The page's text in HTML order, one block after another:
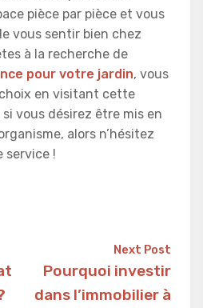
pièce par pièce et vous
vous sentir bien chez
à la recherche de
pour votre jardin, vous
choix en visitant cette
vous désirez être mis en
alors n’hésitez
service !
Next Post
Pourquoi investir
dans l’immobilier à